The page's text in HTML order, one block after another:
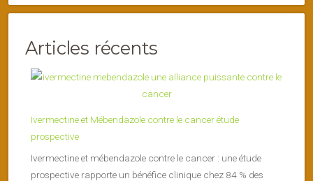
Articles récents
Ivermectine et Mébendazole contre le cancer étude
prospective
Ivermectine et mébendazole contre le cancer : une étude
prospective rapporte un bénéfice clinique chez 84 % des